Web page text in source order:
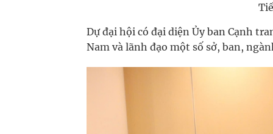
Dự đại hội có đại diện Ủy ban Cạnh
Nam và lãnh đạo một số sở, ban,